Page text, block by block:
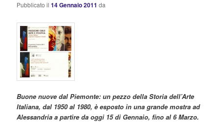
Pubblicato il14 Gennaio 2011 da
Buone nuove dal Piemonte: un pezzo della Storia dell’Arte
Italiana, dal 1950 al 1980, è esposto in una grande mostra ad
Alessandria a partire da oggi 15 di Gennaio, fino al 6 Marzo.